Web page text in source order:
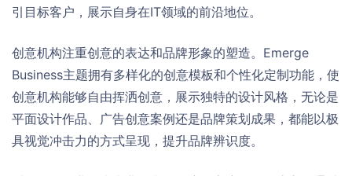
引目标客户，展示自身在IT领域的前沿地位。
创意机构注重创意的表达和品牌形象的塑造。Emerge
Business主题拥有多样化的创意模板和个性化定制功能，使
创意机构能够自由挥洒创意，展示独特的设计风格，无论是
平面设计作品、广告创意案例还是品牌策划成果，都能以极
具视觉冲击力的方式呈现，提升品牌辨识度。